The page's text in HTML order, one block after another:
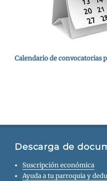
Calendario de convocatorias
Descarga de
Suscripción económica
Ayuda a tu parroquia y